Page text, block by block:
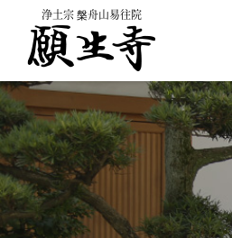
浄土宗 槃舟山易往院